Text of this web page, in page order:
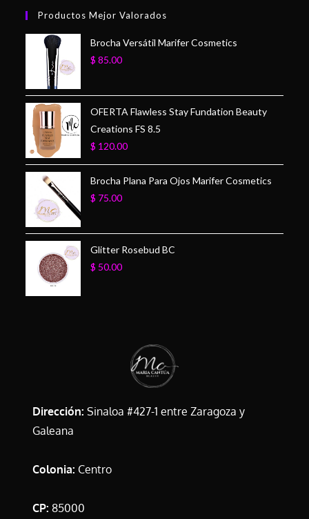
Productos Mejor Valorados
Brocha Versátil Marifer Cosmetics
$ 85.00
OFERTA Flawless Stay Fundation Beauty
Creations FS 8.5
$ 120.00
Brocha Plana Para Ojos Marifer Cosmetics
$ 75.00
Glitter Rosebud BC
$ 50.00
Dirección: Sinaloa #427-1 entre Zaragoza y
Galeana
Colonia: Centro
CP: 85000